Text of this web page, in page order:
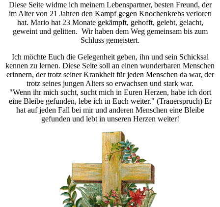
Diese Seite widme ich meinem Lebenspartner, besten Freund, der
im Alter von 21 Jahren den Kampf gegen Knochenkrebs verloren
hat. Mario hat 23 Monate gekämpft, gehofft, gelebt, gelacht,
geweint und gelitten. Wir haben dem Weg gemeinsam bis zum
Schluss gemeistert.
Ich möchte Euch die Gelegenheit geben, ihn und sein Schicksal
kennen zu lernen. Diese Seite soll an einen wunderbaren Menschen
erinnern, der trotz seiner Krankheit für jeden Menschen da war, der
trotz seines jungen Alters so erwachsen und stark war.
"Wenn ihr mich sucht, sucht mich in Euren Herzen, habe ich dort
eine Bleibe gefunden, lebe ich in Euch weiter." (Trauerspruch) Er
hat auf jeden Fall bei mir und anderen Menschen eine Bleibe
gefunden und lebt in unseren Herzen weiter!